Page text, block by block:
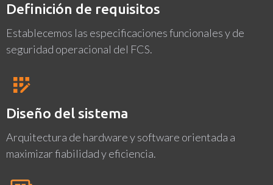
Definición de requisitos
Establecemos las especificaciones funcionales y de
seguridad operacional del FCS.
Diseño del sistema
Arquitectura de hardware y software orientada a
maximizar fiabilidad y eficiencia.